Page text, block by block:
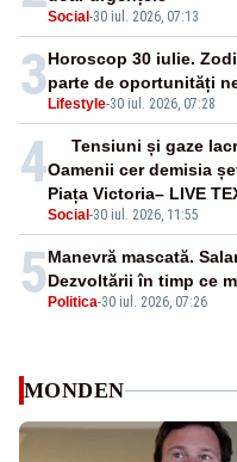
Social -30 iul. 2026, 07:13
3 Lifestyle-30 iul. 2026, 07:28
Horoscop 30 iulie.
parte de oportunități
4
Social -30 iul. 2026, 11:55
Tensiuni și gaze
Oamenii cer demisia
Piața Victoria– LIVE
5 Politica-30 iul. 2026, 07:26
Manevră mascată.
Dezvoltării în timp ce
MONDEN